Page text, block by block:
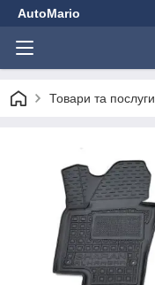
AutoMario
Товари та послуги